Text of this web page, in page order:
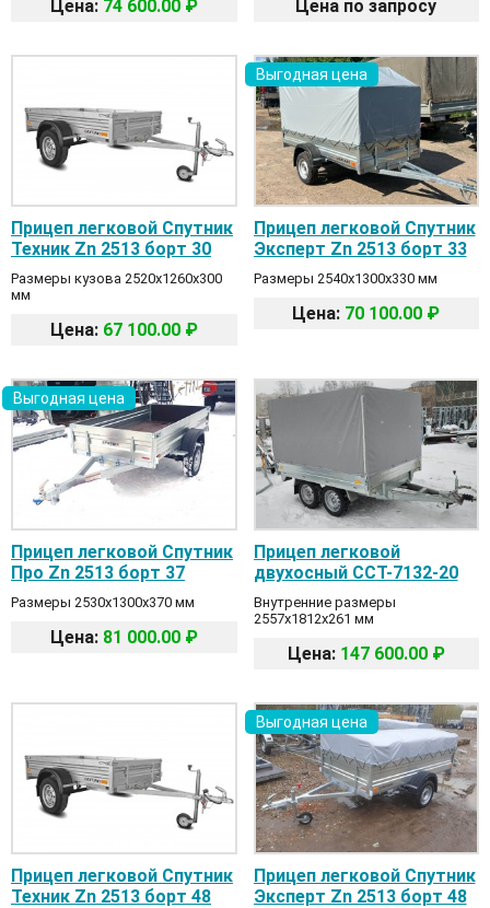
Цена: 74 600.00 ₽ Цена по запросу
Прицеп легковой Спутник
Техник Zn 2513 борт 30
Размеры кузова 2520х1260х300
мм
Цена: 67 100.00 ₽
Выгодная цена
Прицеп легковой Спутник
Эксперт Zn 2513 борт 33
Размеры 2540х1300х330 мм
Цена: 70 100.00 ₽
Выгодная цена
Прицеп легковой Спутник
Про Zn 2513 борт 37
Размеры 2530х1300х370 мм
Цена: 81 000.00 ₽
Прицеп легковой
двухосный ССТ-7132-20
Внутренние размеры
2557х1812х261 мм
Цена: 147 600.00 ₽
Прицеп легковой Спутник
Техник Zn 2513 борт 48
Выгодная цена
Прицеп легковой Спутник
Эксперт Zn 2513 борт 48